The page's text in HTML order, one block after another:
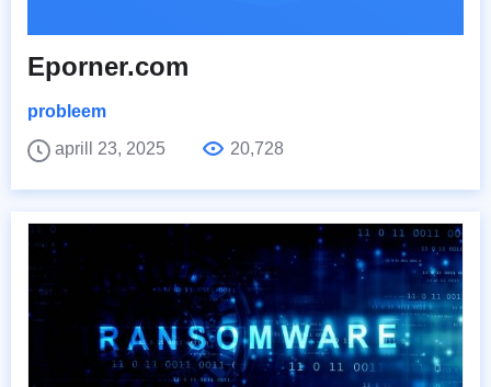
Eporner.com
probleem
aprill 23, 2025
20,728